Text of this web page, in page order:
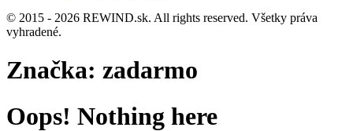
© 2015 - 2026 REWIND.sk. All rights reserved. Všetky práva
vyhradené.
Značka: zadarmo
Oops! Nothing here